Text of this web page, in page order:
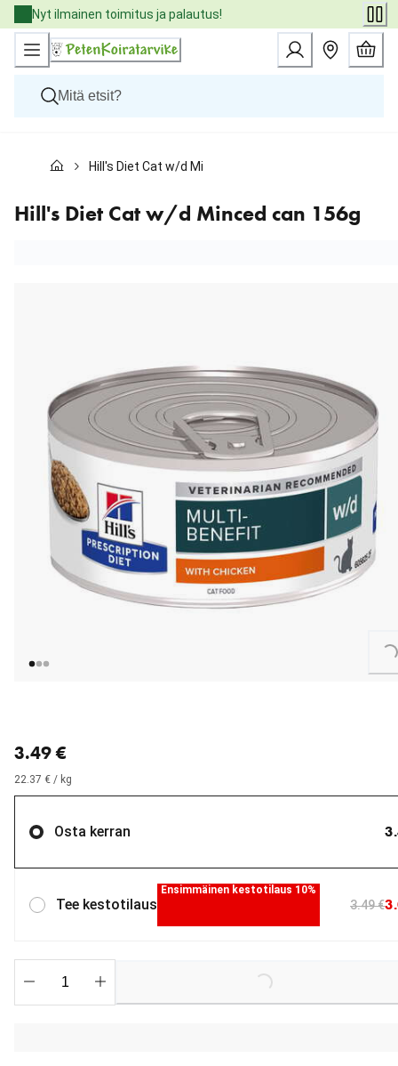
Skip
to
Content
Nyt ilmainen toimitus ja palautus!
Kissat
Eläinlääkäriruoat
Tuotemerkit
Hill's Diet Cat w/d Minced can 156g
Hill's Diet Cat w/d Minced can 156g
Loading...
3.49 €
22.37 € / kg
Osta kerran
Tee kestotilaus
Ensimmäinen kestotilaus 10%
3.49 €
Loading...